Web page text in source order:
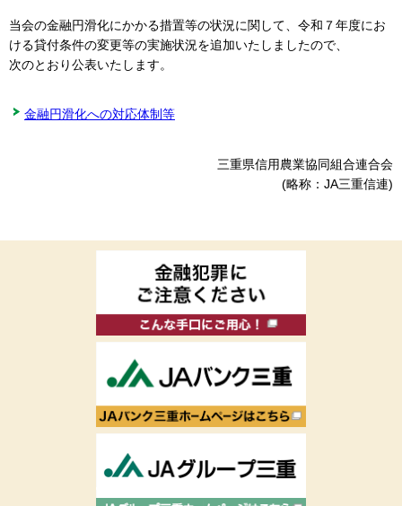
当会の金融円滑化にかかる措置等の状況に関して、令和７年度にお
ける貸付条件の変更等の実施状況を追加いたしましたので、
次のとおり公表いたします。
金融円滑化への対応体制等
三重県信用農業協同組合連合会
(略称：JA三重信連)